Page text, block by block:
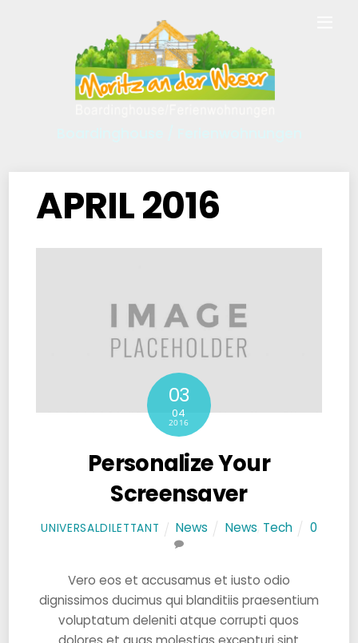
APRIL 2016
03
04
2016
Personalize Your
Screensaver
UNIVERSALDILETTANT News News Tech 0
Vero eos et accusamus et iusto odio
dignissimos ducimus qui blanditiis praesentium
voluptatum deleniti atque corrupti quos